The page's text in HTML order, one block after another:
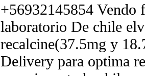
+56932145854 Vendo
laboratorio De chile
recalcine(37.5mg y
Delivery para optima